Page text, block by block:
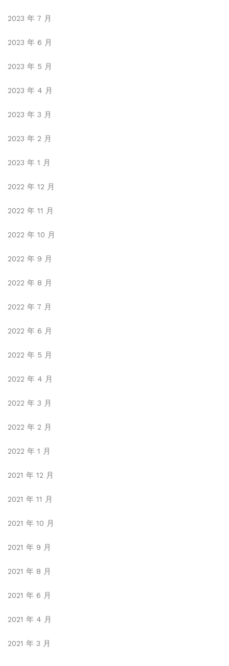
2023 年 7 月
2023 年 6 月
2023 年 5 月
2023 年 4 月
2023 年 3 月
2023 年 2 月
2023 年 1 月
2022 年 12 月
2022 年 11 月
2022 年 10 月
2022 年 9 月
2022 年 8 月
2022 年 7 月
2022 年 6 月
2022 年 5 月
2022 年 4 月
2022 年 3 月
2022 年 2 月
2022 年 1 月
2021 年 12 月
2021 年 11 月
2021 年 10 月
2021 年 9 月
2021 年 8 月
2021 年 6 月
2021 年 4 月
2021 年 3 月